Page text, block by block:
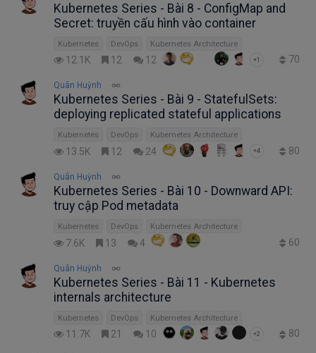
Kubernetes Series - Bài 8 - ConfigMap and
Secret: truyền cấu hình vào container
Kubernetes DevOps Kubernetes Architecture
12.1K 12 12 +1 70
Quân Huỳnh
Kubernetes Series - Bài 9 - StatefulSets:
deploying replicated stateful applications
Kubernetes DevOps Kubernetes Architecture
13.5K 12 24 +4 80
Quân Huỳnh
Kubernetes Series - Bài 10 - Downward API:
truy cập Pod metadata
Kubernetes DevOps Kubernetes Architecture
7.6K 13 4 60
Quân Huỳnh
Kubernetes Series - Bài 11 - Kubernetes
internals architecture
Kubernetes DevOps Kubernetes Architecture
11.7K 21 10 +2 80